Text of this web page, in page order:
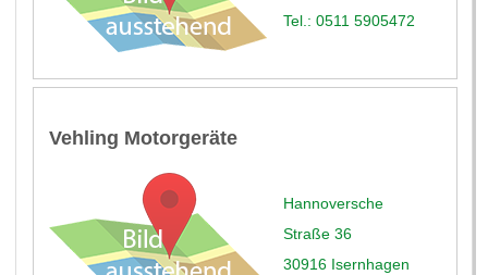
Tel.: 0511 5905472
Vehling Motorgeräte
Hannoversche
Straße 36
30916 Isernhagen